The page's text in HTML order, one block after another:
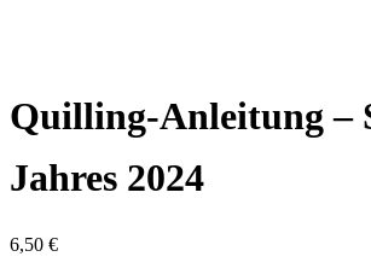
Quilling-Anleitung –
Jahres 2024
6,50 €